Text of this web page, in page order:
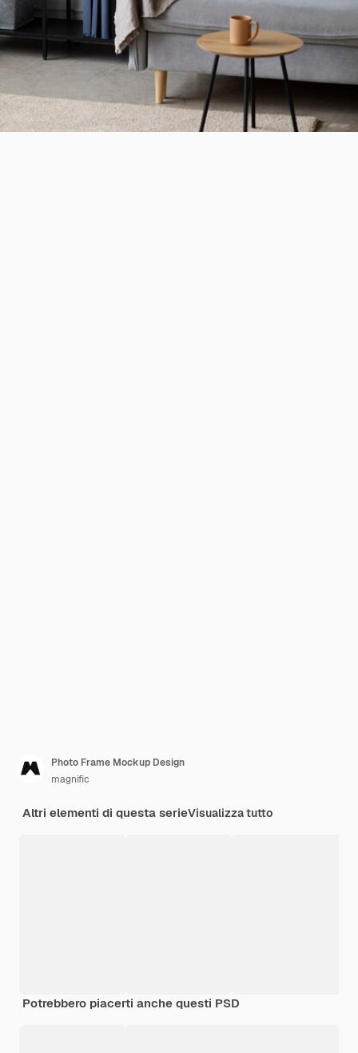
Photo Frame Mockup Design
magnific
Altri elementi di questa serieVisualizza tutto
Potrebbero piacerti anche questi PSD